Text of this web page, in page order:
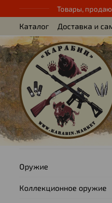
Товары,
Каталог Доставка и
Оружие
Коллекционное оружие